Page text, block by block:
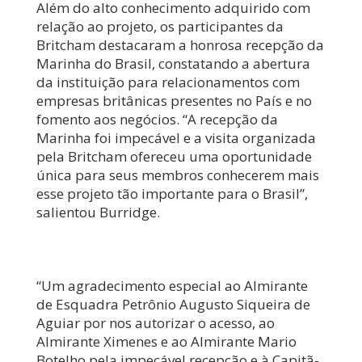
Além do alto conhecimento adquirido com
relação ao projeto, os participantes da
Britcham destacaram a honrosa recepção da
Marinha do Brasil, constatando a abertura
da instituição para relacionamentos com
empresas britânicas presentes no País e no
fomento aos negócios. “A recepção da
Marinha foi impecável e a visita organizada
pela Britcham ofereceu uma oportunidade
única para seus membros conhecerem mais
esse projeto tão importante para o Brasil”,
salientou Burridge.
“Um agradecimento especial ao Almirante
de Esquadra Petrônio Augusto Siqueira de
Aguiar por nos autorizar o acesso, ao
Almirante Ximenes e ao Almirante Mario